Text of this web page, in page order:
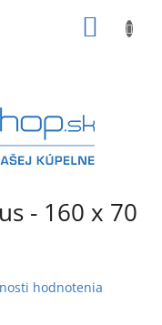
- 160 x 70
hodnotenia